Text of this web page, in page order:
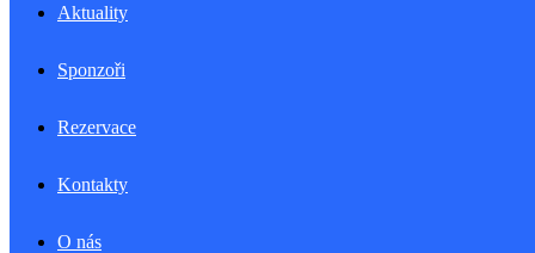
Aktuality
Sponzoři
Rezervace
Kontakty
O nás